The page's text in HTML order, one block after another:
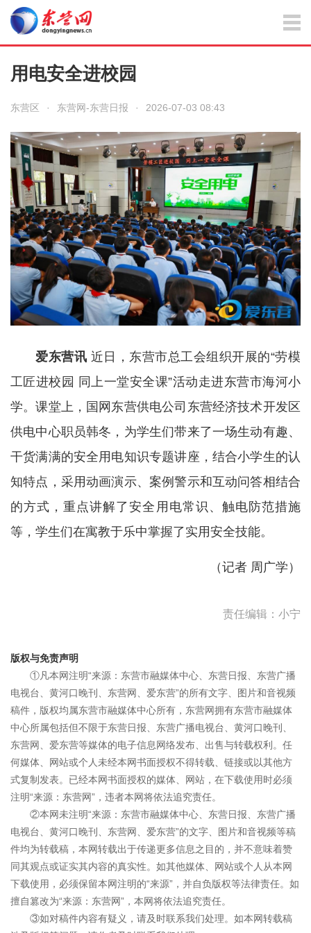
用电安全进校园
东营区 · 东营网-东营日报 · 2026-07-03 08:43
爱东营讯 近日，东营市总工会组织开展的“劳模
工匠进校园 同上一堂安全课”活动走进东营市海河小
学。课堂上，国网东营供电公司东营经济技术开发区
供电中心职员韩冬，为学生们带来了一场生动有趣、
干货满满的安全用电知识专题讲座，结合小学生的认
知特点，采用动画演示、案例警示和互动问答相结合
的方式，重点讲解了安全用电常识、触电防范措施
等，学生们在寓教于乐中掌握了实用安全技能。
（记者 周广学 ）
责任编辑：小宁
版权与免责声明
①凡本网注明“来源：东营市融媒体中心、东营日报、东营广播
电视台、黄河口晚刊、东营网、爱东营”的所有文字、图片和音视频
稿件，版权均属东营市融媒体中心所有，东营网拥有东营市融媒体
中心所属包括但不限于东营日报、东营广播电视台、黄河口晚刊、
东营网、爱东营等媒体的电子信息网络发布、出售与转载权利。任
何媒体、网站或个人未经本网书面授权不得转载、链接或以其他方
式复制发表。已经本网书面授权的媒体、网站，在下载使用时必须
注明“来源：东营网”，违者本网将依法追究责任。
②本网未注明“来源：东营市融媒体中心、东营日报、东营广播
电视台、黄河口晚刊、东营网、爱东营”的文字、图片和音视频等稿
件均为转载稿，本网转载出于传递更多信息之目的，并不意味着赞
同其观点或证实其内容的真实性。如其他媒体、网站或个人从本网
下载使用，必须保留本网注明的“来源”，并自负版权等法律责任。如
擅自篡改为“来源：东营网”，本网将依法追究责任。
③如对稿件内容有疑义，请及时联系我们处理。如本网转载稿